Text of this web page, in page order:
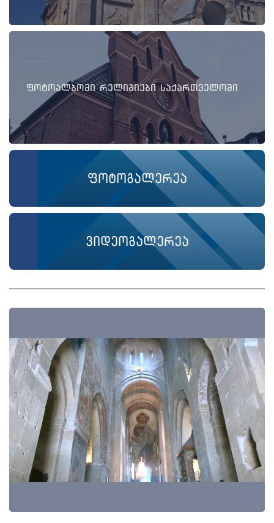
ფოტოალბომი რელიგიები საქართველოში
ფოტოგალერეა
ვიდეოგალერეა